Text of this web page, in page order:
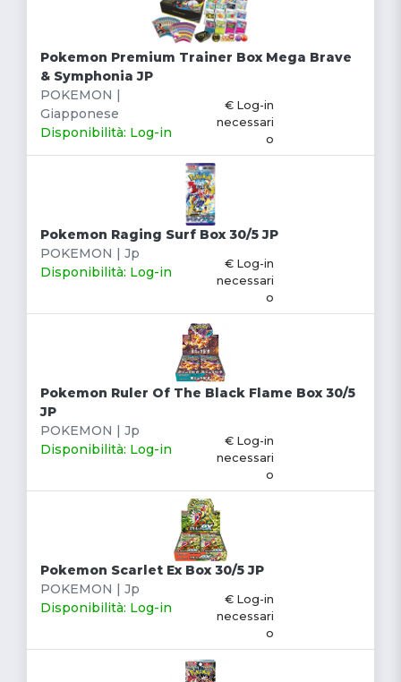
Pokemon Premium Trainer Box Mega Brave
& Symphonia JP
POKEMON |
Giapponese
Disponibilità: Log-in
€ Log-in
necessari
o
Pokemon Raging Surf Box 30/5 JP
POKEMON | Jp
Disponibilità: Log-in
€ Log-in
necessari
o
Pokemon Ruler Of The Black Flame Box 30/5
JP
POKEMON | Jp
Disponibilità: Log-in
€ Log-in
necessari
o
Pokemon Scarlet Ex Box 30/5 JP
POKEMON | Jp
Disponibilità: Log-in
€ Log-in
necessari
o